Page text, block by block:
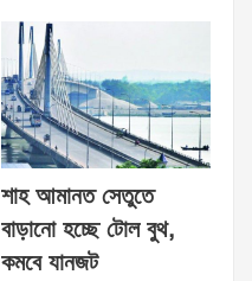
শাহ আমানত সেতুতে
বাড়ানো হচ্ছে টোল বুথ,
কমবে যানজট